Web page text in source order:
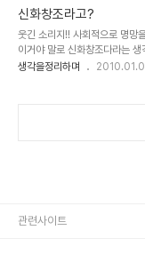
아니 뭐랄까... 단순히 ..
며, 나라가 온통 시끄러웠던 심
예가 되리라 생각합니다. 물론
분하게 얼룩졌던 그때의 기억
전달하고자 하는 메시지 등은
때문에 아무리 영화가 멋진 기
신화창조라고?
웃긴 소리지!! 사회적으로 명망
이거야 말로 신화창조다라는
여러 방송사에서 다큐멘터리 형
하게 했습니다. 물론 저도 그
생각을정리하며
관련사이트